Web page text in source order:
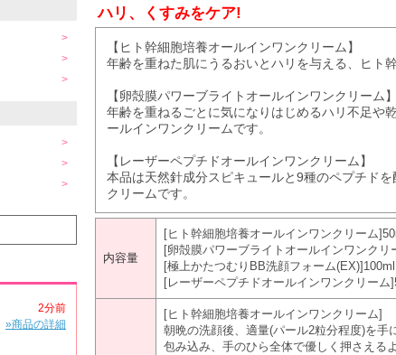
2分前
»商品の詳細
ハリ、くすみをケア!
【ヒト幹細胞培養オールインワンクリーム】
年齢を重ねた肌にうるおいとハリを与える、ヒト
【卵殻膜パワーブライトオールインワンクリーム】
年齢を重ねるごとに気になりはじめるハリ不足や
ールインワンクリームです。
【レーザーペプチドオールインワンクリーム】
本品は天然針成分スピキュールと9種のペプチド
クリームです。
内容量
[ヒト幹細胞培養オールインワンクリーム
[卵殻膜パワーブライトオールインワンクリ
[極上かたつむりBB洗顔フォーム(EX)]100ml
[レーザーペプチドオールインワンクリーム
[ヒト幹細胞培養オールインワンクリーム]
朝晩の洗顔後、適量(パール2粒分程度)を
包み込み、手のひら全体で優しく押さえる